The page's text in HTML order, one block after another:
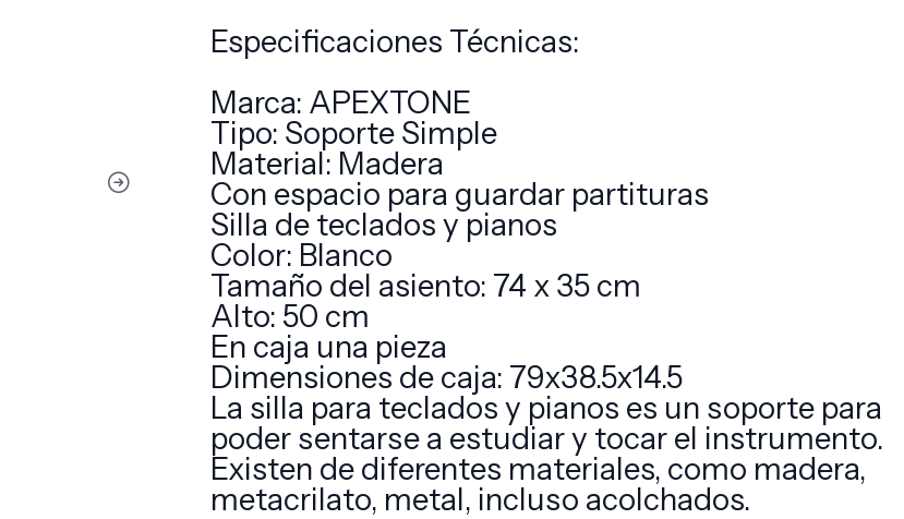
Especificaciones Técnicas:
Marca: APEXTONE
Tipo: Soporte Simple
Material: Madera
Con espacio para guardar partituras
Silla de teclados y pianos
Color: Blanco
Tamaño del asiento: 74 x 35 cm
Alto: 50 cm
En caja una pieza
Dimensiones de caja: 79x38.5x14.5
La silla para teclados y pianos es un soporte para
poder sentarse a estudiar y tocar el instrumento.
Existen de diferentes materiales, como madera,
metacrilato, metal, incluso acolchados.